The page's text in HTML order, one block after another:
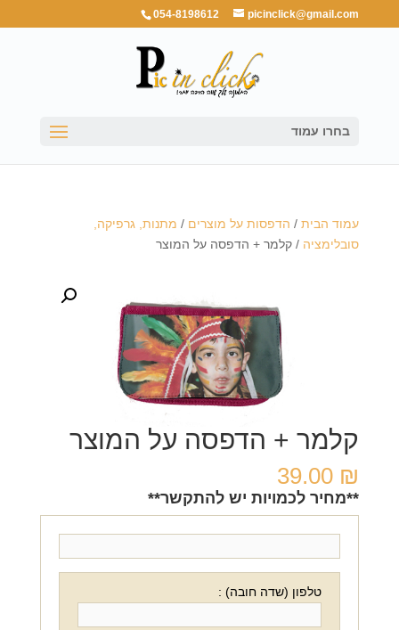
054-8198612 picinclick@gmail.com
בחרו עמוד
עמוד הבית/ הדפסות על מוצרים / מתנות, גרפיקה,
סובלימציה / קלמר + הדפסה על המוצר
קלמר + הדפסה על המוצר
39.00 ₪
**מחיר לכמויות יש להתקשר**
טלפון (שדה חובה) :